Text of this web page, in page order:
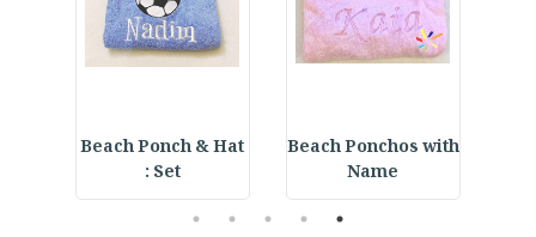
Beach Ponchos with
Name
Beach Ponch & Hat
Set :
1
2
3
4
5